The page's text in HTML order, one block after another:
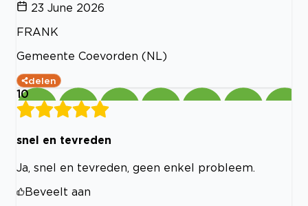
23 June 2026
FRANK
Gemeente Coevorden (NL)
delen
10
snel en tevreden
Ja, snel en tevreden, geen enkel probleem.
Beveelt aan